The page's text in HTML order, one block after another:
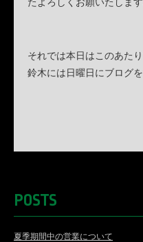
それでは本日はこのあたり
鈴木には日曜日にブログ
POSTS
夏季期間中の営業について